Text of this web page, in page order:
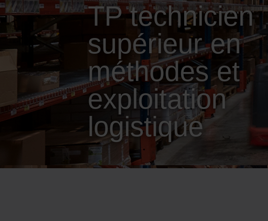
TP technicien
supérieur en
méthodes et
exploitation
logistique